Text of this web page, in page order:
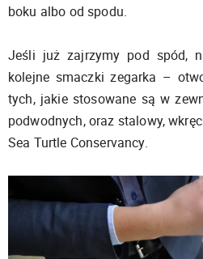
boku albo od spodu.
Jeśli już zajrzymy pod spód,
kolejne smaczki zegarka –
tych, jakie stosowane są w
podwodnych, oraz stalowy,
Sea Turtle Conservancy.